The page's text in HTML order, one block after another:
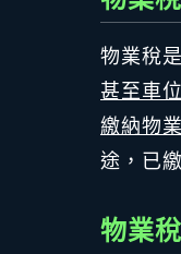
物業稅
甚至車
繳納物
途，已
物業